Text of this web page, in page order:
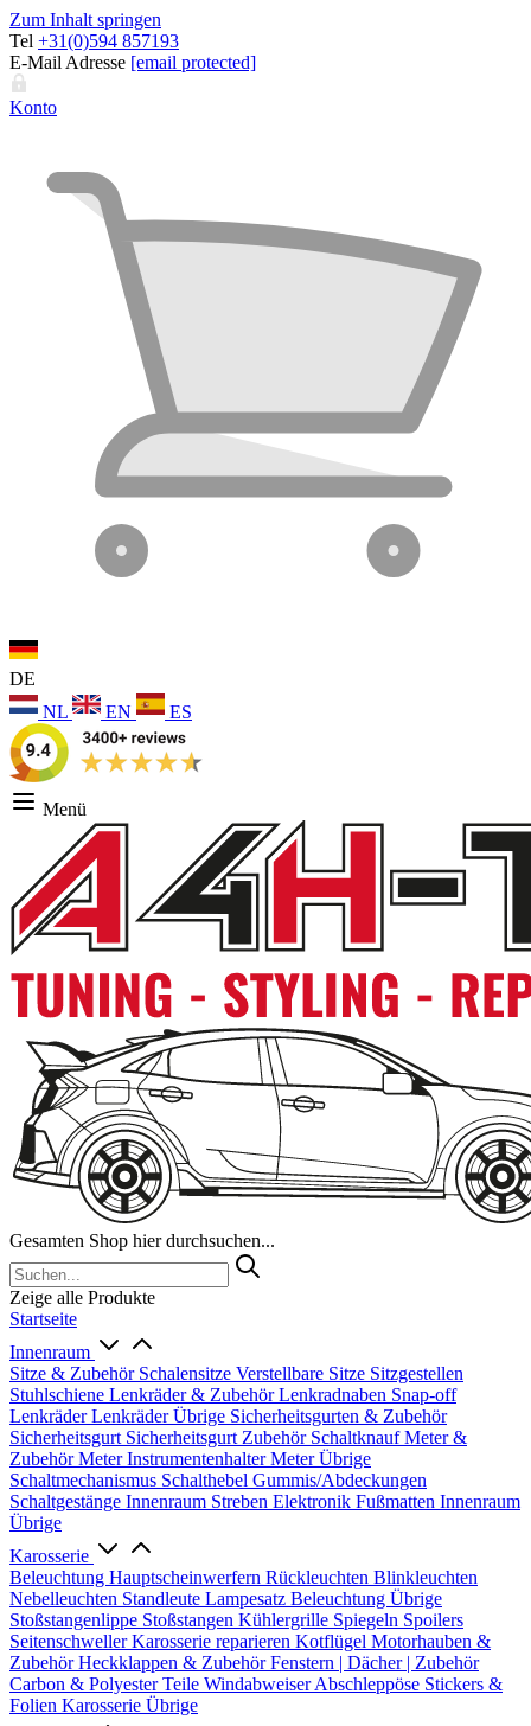
Zum Inhalt springen
Tel +31(0)594 857193
E-Mail Adresse [email protected]
Konto
DE
NL
EN ES
Menü
Gesamten Shop hier durchsuchen...
Zeige alle Produkte
Startseite
Innenraum
Sitze & Zubehör Schalensitze Verstellbare Sitze Sitzgestellen
Stuhlschiene Lenkräder & ZubehörLenkradnaben Snap-off
LenkräderLenkräder Übrige Sicherheitsgurten & Zubehör
Sicherheitsgurt Sicherheitsgurt Zubehör SchaltknaufMeter &
ZubehörMeterInstrumentenhalterMeter Übrige
Schaltmechanismus Schalthebel Gummis/Abdeckungen
Schaltgestänge Innenraum Streben Elektronik Fußmatten Innenraum
Übrige
Karosserie
Beleuchtung Hauptscheinwerfern Rückleuchten Blinkleuchten
Nebelleuchten Standleute Lampesatz Beleuchtung Übrige
Stoßstangenlippe Stoßstangen Kühlergrille Spiegeln Spoilers
SeitenschwellerKarosserie reparieren Kotflügel Motorhauben &
ZubehörHeckklappen & ZubehörFenstern | Dächer | Zubehör
Carbon & Polyester Teile WindabweiserAbschleppöse Stickers &
Folien Karosserie Übrige